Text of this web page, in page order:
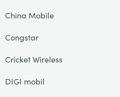
China Mobile
Congstar
Cricket Wireless
DIGI mobil